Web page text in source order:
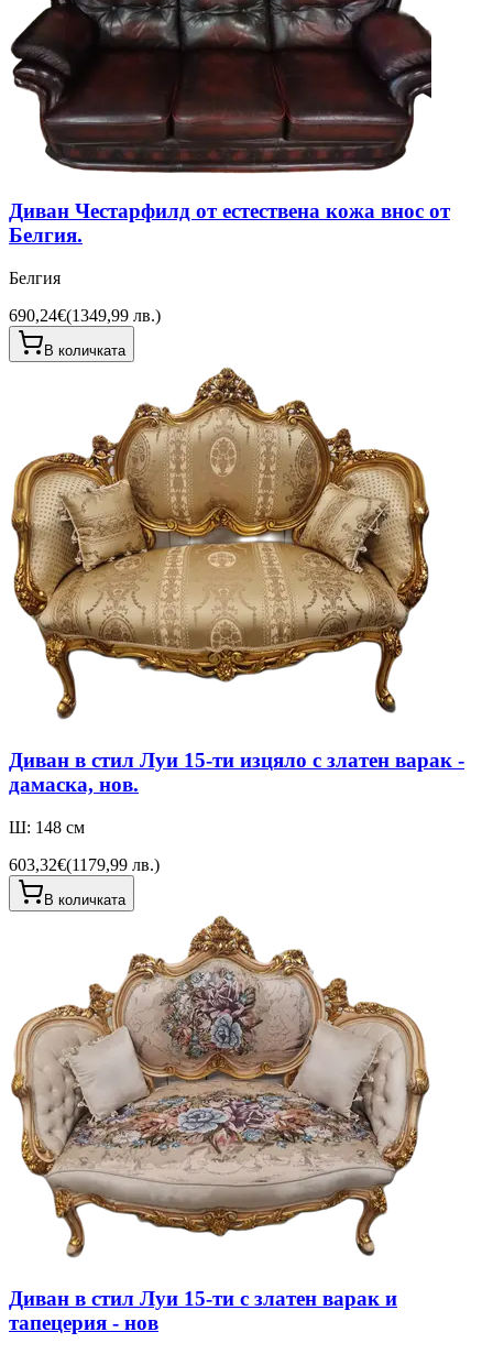
Диван Честарфилд от естествена кожа внос от
Белгия.
Белгия
690,24€(1349,99 лв.)
В количката
Диван в стил Луи 15-ти изцяло с златен варак -
дамаска, нов.
Ш: 148 см
603,32€(1179,99 лв.)
В количката
Диван в стил Луи 15-ти с златен варак и
тапецерия - нов